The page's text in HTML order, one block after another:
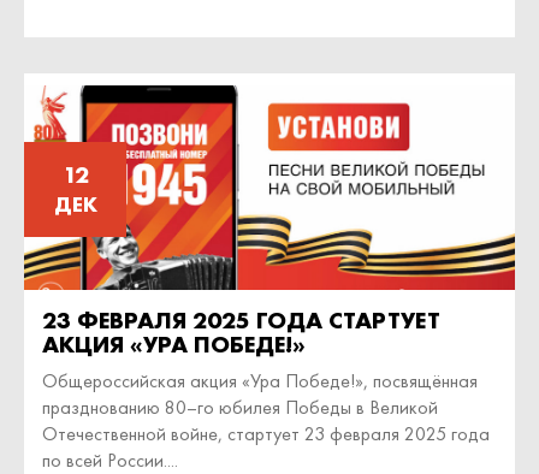
12
ДЕК
23 ФЕВРАЛЯ 2025 ГОДА СТАРТУЕТ
АКЦИЯ «УРА ПОБЕДЕ!»
Общероссийская акция «Ура Победе!», посвящённая
празднованию 80–го юбилея Победы в Великой
Отечественной войне, стартует 23 февраля 2025 года
по всей России....